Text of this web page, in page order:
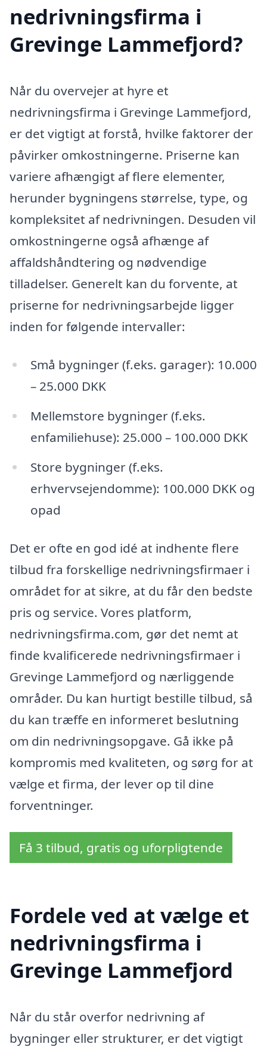
nedrivningsfirma i
Grevinge Lammefjord?
Når du overvejer at hyre et
nedrivningsfirma i Grevinge Lammefjord,
er det vigtigt at forstå, hvilke faktorer der
påvirker omkostningerne. Priserne kan
variere afhængigt af flere elementer,
herunder bygningens størrelse, type, og
kompleksitet af nedrivningen. Desuden vil
omkostningerne også afhænge af
affaldshåndtering og nødvendige
tilladelser. Generelt kan du forvente, at
priserne for nedrivningsarbejde ligger
inden for følgende intervaller:
Små bygninger (f.eks. garager): 10.000
– 25.000 DKK
Mellemstore bygninger (f.eks.
enfamiliehuse): 25.000 – 100.000 DKK
Store bygninger (f.eks.
erhvervsejendomme): 100.000 DKK og
opad
Det er ofte en god idé at indhente flere
tilbud fra forskellige nedrivningsfirmaer i
området for at sikre, at du får den bedste
pris og service. Vores platform,
nedrivningsfirma.com, gør det nemt at
finde kvalificerede nedrivningsfirmaer i
Grevinge Lammefjord og nærliggende
områder. Du kan hurtigt bestille tilbud, så
du kan træffe en informeret beslutning
om din nedrivningsopgave. Gå ikke på
kompromis med kvaliteten, og sørg for at
vælge et firma, der lever op til dine
forventninger.
Få 3 tilbud, gratis og uforpligtende
Fordele ved at vælge et
nedrivningsfirma i
Grevinge Lammefjord
Når du står overfor nedrivning af
bygninger eller strukturer, er det vigtigt